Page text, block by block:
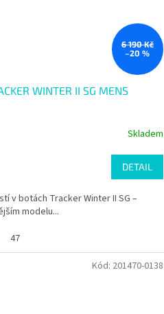
6 190 Kč
–20 %
WINTER II SG MENS
Skladem
DETAIL
v botách Tracker Winter II SG –
modelu...
47
Kód: 201470-0138